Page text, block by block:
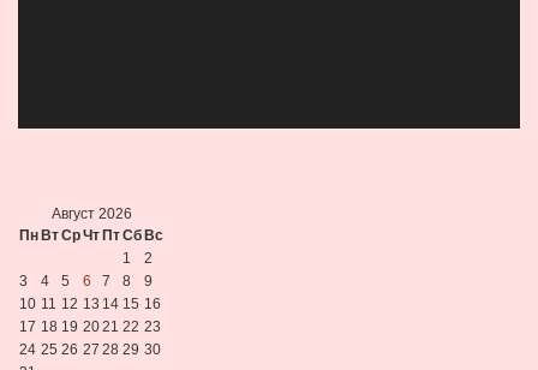
Август 2026
Пн ВтСрЧт ПтСб Вс
1
2
3
4 5 6 7 8
9
10 11 12 13 14 15 16
17 18 19 2021 22 23
24 25 26 27 28 29 30